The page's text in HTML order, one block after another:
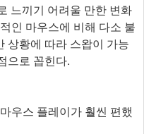
느끼기 어려울 만한 변화
인 마우스에 비해 다소 불
상황에 따라 스왑이 가능
으로 꼽힌다.
우스 플레이가 훨씬 편했